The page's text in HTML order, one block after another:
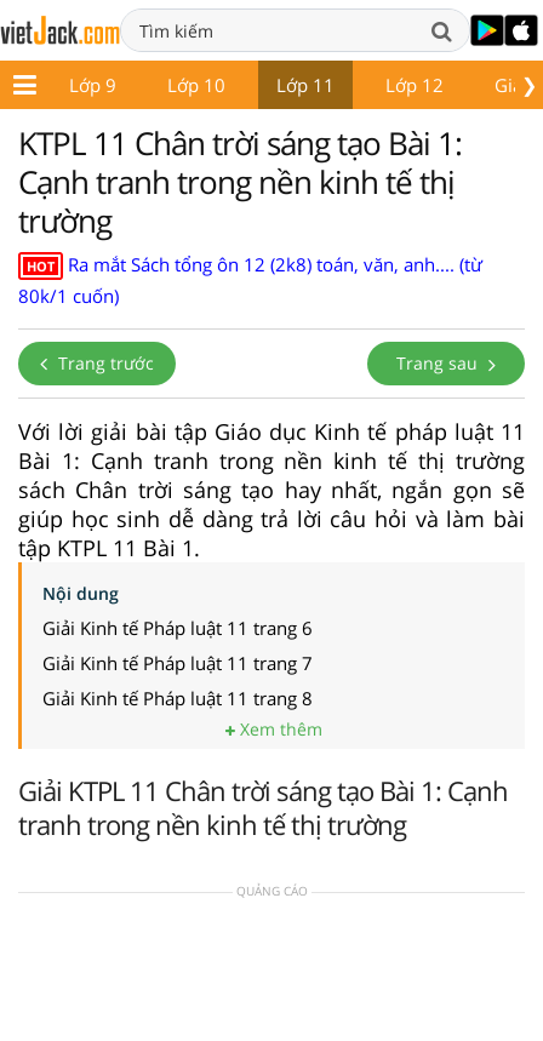
❯
8 Lớp 9 Lớp 10 Lớp 11 Lớp 12 Giáo
KTPL 11 Chân trời sáng tạo Bài 1:
Cạnh tranh trong nền kinh tế thị
trường
HOT
Ra mắt Sách tổng ôn 12 (2k8) toán, văn, anh.... (từ
80k/1 cuốn)
Trang trước Trang sau
Với lời giải bài tập Giáo dục Kinh tế pháp luật 11
Bài 1: Cạnh tranh trong nền kinh tế thị trường
sách Chân trời sáng tạo hay nhất, ngắn gọn sẽ
giúp học sinh dễ dàng trả lời câu hỏi và làm bài
tập KTPL 11 Bài 1.
Nội dung
Giải Kinh tế Pháp luật 11 trang 6
Giải Kinh tế Pháp luật 11 trang 7
Giải Kinh tế Pháp luật 11 trang 8
Xem thêm
Giải KTPL 11 Chân trời sáng tạo Bài 1: Cạnh
tranh trong nền kinh tế thị trường
QUẢNG CÁO